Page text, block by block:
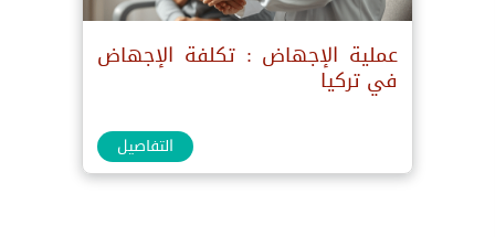
عملية الإجهاض : تكلفة الإجهاض
في تركيا
التفاصيل